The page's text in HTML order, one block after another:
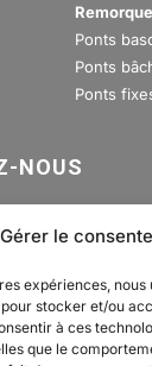
Gérer le
expériences, nous
stocker et/ou
à ces
que le
Ponts
Ponts
Ponts
NOUS
NOUS